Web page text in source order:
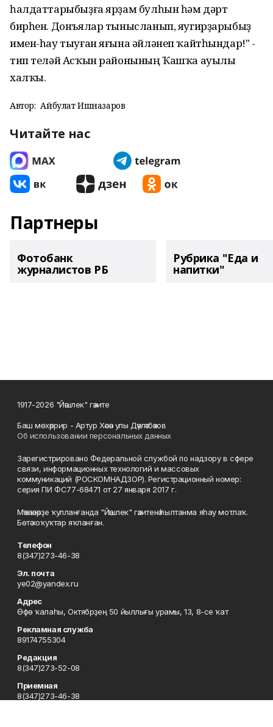
һалдаттарыбыҙға ярҙам булһын һәм дәрт
бирһен. Донъялар тынысланып, яугирҙарыбыҙ
имен-һау тыуған яғына әйләнеп ҡайтһындар!" -
тип теләй Асҡын районының Ҡашҡа ауылы
халҡы.
Автор: Айбулат Ишназаров
Читайте нас
Партнеры
Фотобанк
журналистов РБ
Рубрика "Еда и
напитки"
1917-2026 "Йәшлек" гәзите
Баш мөхәррир - Артур Хәсән улы Дәүләтбәков
Об использовании персональных данных
Зарегистрировано Федеральной службой по надзору в сфере
связи, информационных технологий и массовых
коммуникаций (РОСКОМНАДЗОР). Регистрационный номер:
серия ПИ ФС77-68471 от 27 января 2017 г.
Мәҡәләләрҙе ҡулланғанда "Йәшлек" гәзитенә һылтанма яһау мотлаҡ.
Бөтә хоҡуҡтар яҡланған.
Телефон
8(347)273-46-38
Эл. почта
ye02@yandex.ru
Адрес
Өфө ҡалаһы, Октябрҙең 50 йыллығы урамы, 13, 8-се ҡат
Рекламная служба
89174755304
Редакция
8(347)273-52-08
Приемная
8(347)273-46-38